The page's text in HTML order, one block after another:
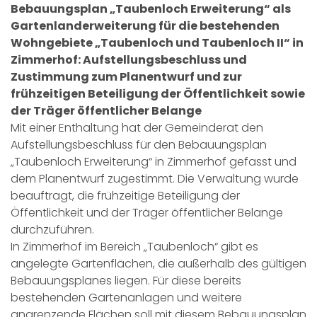
Bebauungsplan „Taubenloch Erweiterung“ als
Gartenlanderweiterung für die bestehenden
Wohngebiete „Taubenloch und Taubenloch II“ in
Zimmerhof: Aufstellungsbeschluss und
Zustimmung zum Planentwurf und zur
frühzeitigen Beteiligung der Öffentlichkeit sowie
der Träger öffentlicher Belange
Mit einer Enthaltung hat der Gemeinderat den
Aufstellungsbeschluss für den Bebauungsplan
„Taubenloch Erweiterung“ in Zimmerhof gefasst und
dem Planentwurf zugestimmt. Die Verwaltung wurde
beauftragt, die frühzeitige Beteiligung der
Öffentlichkeit und der Träger öffentlicher Belange
durchzuführen.
In Zimmerhof im Bereich „Taubenloch“ gibt es
angelegte Gartenflächen, die außerhalb des gültigen
Bebauungsplanes liegen. Für diese bereits
bestehenden Gartenanlagen und weitere